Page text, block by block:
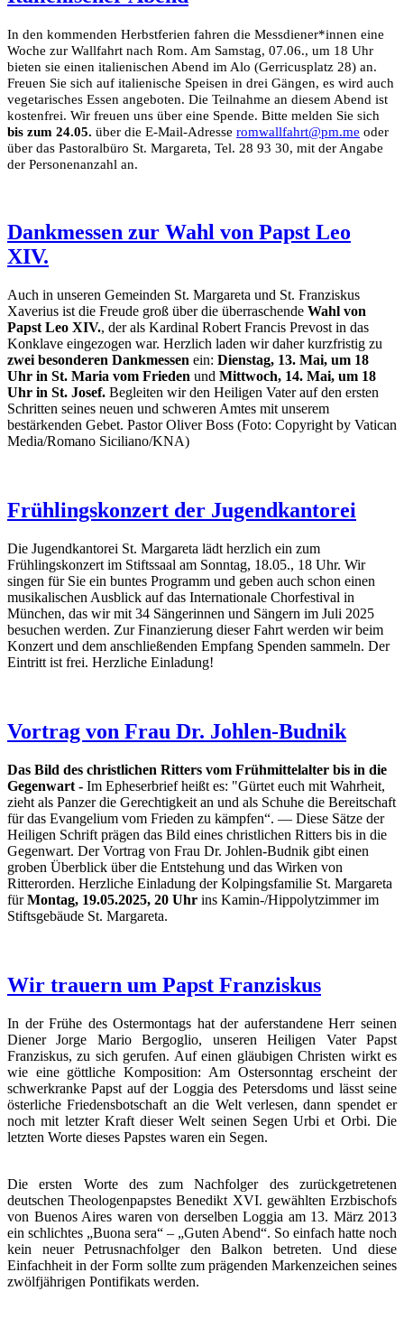
In den kommenden Herbstferien fahren die Messdiener*innen eine
Woche zur Wallfahrt nach Rom. Am Samstag, 07.06., um 18 Uhr
bieten sie einen italienischen Abend im Alo (Gerricusplatz 28) an.
Freuen Sie sich auf italienische Speisen in drei Gängen, es wird auch
vegetarisches Essen angeboten. Die Teilnahme an diesem Abend ist
kostenfrei. Wir freuen uns über eine Spende. Bitte melden Sie sich
bis zum 24.05. über die E-Mail-Adresse romwallfahrt@pm.me oder
über das Pastoralbüro St. Margareta, Tel. 28 93 30, mit der Angabe
der Personenanzahl an.
Dankmessen zur Wahl von Papst Leo
XIV.
Auch in unseren Gemeinden St. Margareta und St. Franziskus
Xaverius ist die Freude groß über die überraschende Wahl von
Papst Leo XIV., der als Kardinal Robert Francis Prevost in das
Konklave eingezogen war. Herzlich laden wir daher kurzfristig zu
zwei besonderen Dankmessen ein: Dienstag, 13. Mai, um 18
Uhr in St. Maria vom Frieden und Mittwoch, 14. Mai, um 18
Uhr in St. Josef. Begleiten wir den Heiligen Vater auf den ersten
Schritten seines neuen und schweren Amtes mit unserem
bestärkenden Gebet. Pastor Oliver Boss (Foto: Copyright by Vatican
Media/Romano Siciliano/KNA)
Frühlingskonzert der Jugendkantorei
Die Jugendkantorei St. Margareta lädt herzlich ein zum
Frühlingskonzert im Stiftssaal am Sonntag, 18.05., 18 Uhr. Wir
singen für Sie ein buntes Programm und geben auch schon einen
musikalischen Ausblick auf das Internationale Chorfestival in
München, das wir mit 34 Sängerinnen und Sängern im Juli 2025
besuchen werden. Zur Finanzierung dieser Fahrt werden wir beim
Konzert und dem anschließenden Empfang Spenden sammeln. Der
Eintritt ist frei. Herzliche Einladung!
Vortrag von Frau Dr. Johlen-Budnik
Das Bild des christlichen Ritters vom Frühmittelalter bis in die
Gegenwart - Im Epheserbrief heißt es: "Gürtet euch mit Wahrheit,
zieht als Panzer die Gerechtigkeit an und als Schuhe die Bereitschaft
für das Evangelium vom Frieden zu kämpfen“. — Diese Sätze der
Heiligen Schrift prägen das Bild eines christlichen Ritters bis in die
Gegenwart. Der Vortrag von Frau Dr. Johlen-Budnik gibt einen
groben Überblick über die Entstehung und das Wirken von
Ritterorden. Herzliche Einladung der Kolpingsfamilie St. Margareta
fürMontag, 19.05.2025, 20 Uhr ins Kamin‑/Hippolytzimmer im
Stiftsgebäude St. Margareta.
Wir trauern um Papst Franziskus
In der Frühe des Ostermontags hat der auferstandene Herr seinen
Diener Jorge Mario Bergoglio, unseren Heiligen Vater Papst
Franziskus, zu sich gerufen. Auf einen gläubigen Christen wirkt es
wie eine göttliche Komposition: Am Ostersonntag erscheint der
schwerkranke Papst auf der Loggia des Petersdoms und lässt seine
österliche Friedensbotschaft an die Welt verlesen, dann spendet er
noch mit letzter Kraft dieser Welt seinen Segen Urbi et Orbi. Die
letzten Worte dieses Papstes waren ein Segen.
Die ersten Worte des zum Nachfolger des zurückgetretenen
deutschen Theologenpapstes Benedikt XVI. gewählten Erzbischofs
von Buenos Aires waren von derselben Loggia am 13. März 2013
ein schlichtes „Buona sera“ – „Guten Abend“. So einfach hatte noch
kein neuer Petrusnachfolger den Balkon betreten. Und diese
Einfachheit in der Form sollte zum prägenden Markenzeichen seines
zwölfjährigen Pontifikats werden.